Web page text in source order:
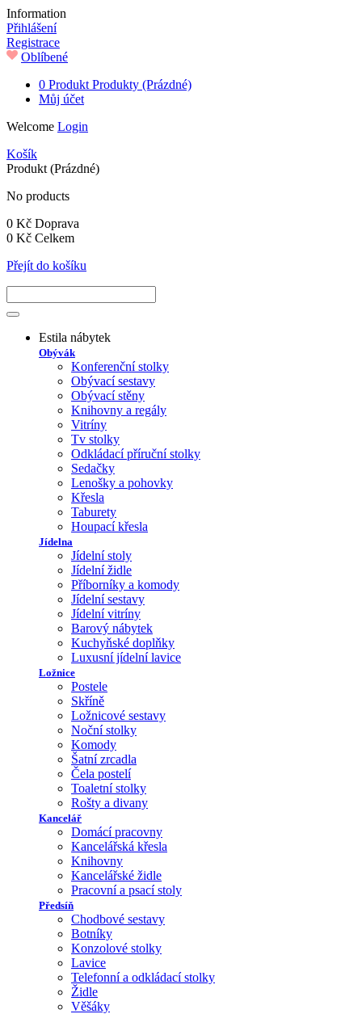
Information
Přihlášení
Registrace
Oblíbené
0 Produkt Produkty (Prázdné)
Můj účet
Welcome Login
Košík
Produkt (Prázdné)
No products
0 Kč Doprava
0 Kč Celkem
Přejít do košíku
Estila nábytek
Obývák
Konferenční stolky
Obývací sestavy
Obývací stěny
Knihovny a regály
Vitríny
Tv stolky
Odkládací příruční stolky
Sedačky
Lenošky a pohovky
Křesla
Taburety
Houpací křesla
Jídelna
Jídelní stoly
Jídelní židle
Příborníky a komody
Jídelní sestavy
Jídelní vitríny
Barový nábytek
Kuchyňské doplňky
Luxusní jídelní lavice
Ložnice
Postele
Skříně
Ložnicové sestavy
Noční stolky
Komody
Šatní zrcadla
Čela postelí
Toaletní stolky
Rošty a divany
Kancelář
Domácí pracovny
Kancelářská křesla
Knihovny
Kancelářské židle
Pracovní a psací stoly
Předsíň
Chodbové sestavy
Botníky
Konzolové stolky
Lavice
Telefonní a odkládací stolky
Židle
Věšáky